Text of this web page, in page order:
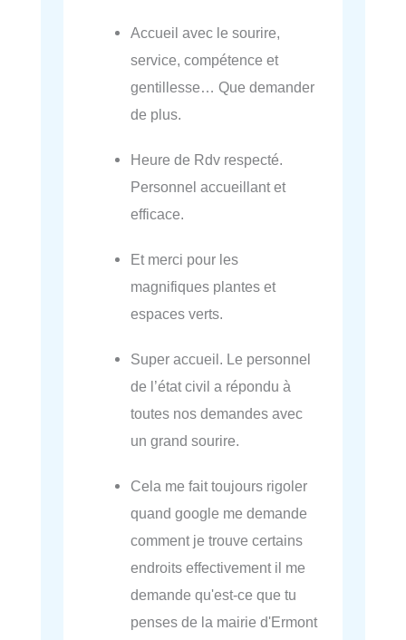
Accueil avec le sourire,
service, compétence et
gentillesse… Que demander
de plus.
Heure de Rdv respecté.
Personnel accueillant et
efficace.
Et merci pour les
magnifiques plantes et
espaces verts.
Super accueil. Le personnel
de l’état civil a répondu à
toutes nos demandes avec
un grand sourire.
Cela me fait toujours rigoler
quand google me demande
comment je trouve certains
endroits effectivement il me
demande qu'est-ce que tu
penses de la mairie d'Ermont